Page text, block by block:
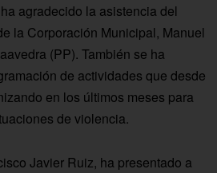
agradecido la asistencia del
la Corporación Municipal, Manuel
(PP). También se ha
de actividades que desde
en los últimos meses para
de violencia.
Javier Ruiz, ha presentado a